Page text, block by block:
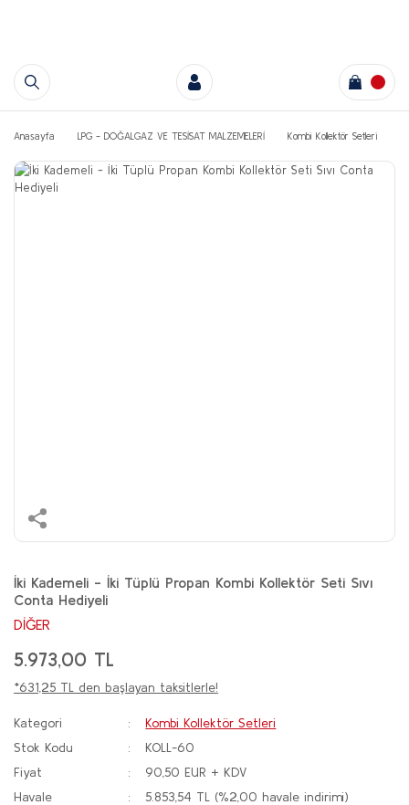
Anasayfa LPG - DOĞALGAZ VE TESİSAT MALZEMELERİ Kombi Kollektör Setleri
İki Kademeli - İki Tüplü Propan Kombi Kollektör Seti Sıvı
Conta Hediyeli
DİĞER
5.973,00 TL
*631,25 TL den başlayan taksitlerle!
Kategori
Kombi Kollektör Setleri
Stok Kodu
KOLL-60
Fiyat
90,50 EUR + KDV
Havale
5.853,54 TL (%2,00 havale indirimi)